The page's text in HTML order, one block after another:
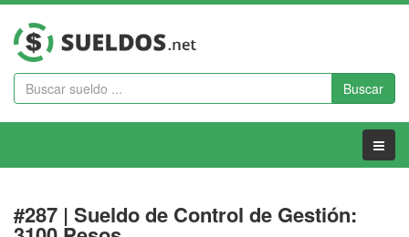
Buscar
Menu
#287 | Sueldo de Control de Gestión: